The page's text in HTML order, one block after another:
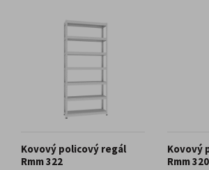
Kovový policový regál
Rmm 322
Kovový
Rmm 320